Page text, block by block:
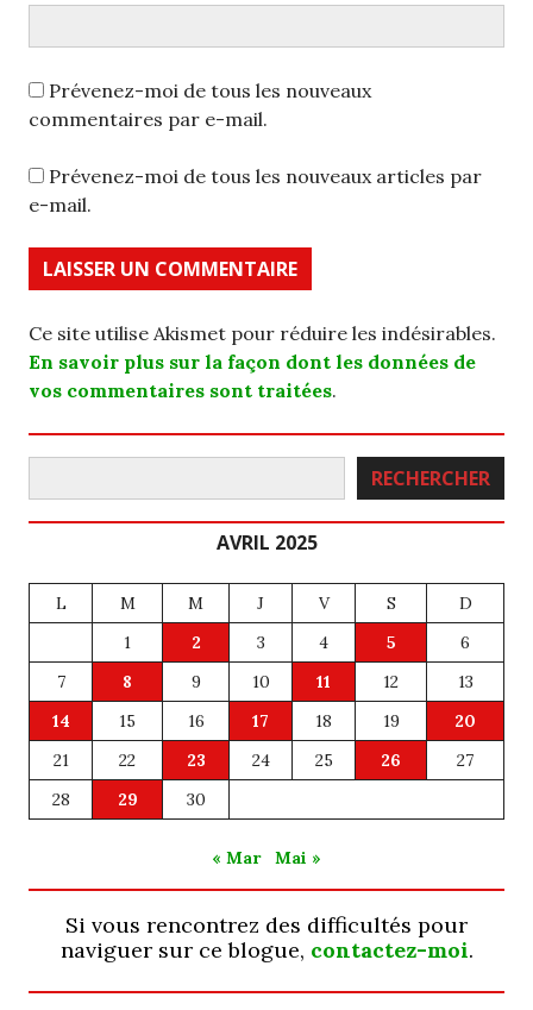
Prévenez-moi de tous les nouveaux
commentaires par e-mail.
Prévenez-moi de tous les nouveaux articles par
e-mail.
Ce site utilise Akismet pour réduire les indésirables.
En savoir plus sur la façon dont les données de
vos commentaires sont traitées.
Rechercher RECHERCHER
AVRIL 2025
L M M J V S
D
1
2 3 4 5
6
7
8 9 10 11 12
13
14
15 16 17 18 19
20
21
22 23 24 25 26
27
28
29 30
« Mar Mai »
Si vous rencontrez des difficultés pour
naviguer sur ce blogue, contactez-moi.